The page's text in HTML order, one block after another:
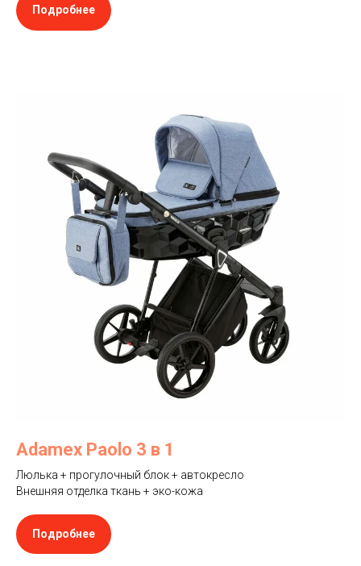
Подробнее
Adamex Paolo 3 в 1
Люлька + прогулочный блок + автокресло
Внешняя отделка ткань + эко-кожа
Подробнее